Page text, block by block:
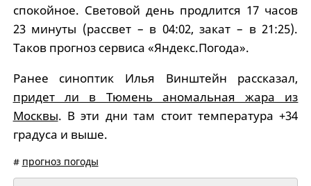
спокойное. Световой день продлится 17 часов
23 минуты (рассвет – в 04:02, закат – в 21:25).
Таков прогноз сервиса «Яндекс.Погода».
Ранее синоптик Илья Винштейн рассказал,
придет ли в Тюмень аномальная жара из
Москвы. В эти дни там стоит температура +34
градуса и выше.
# прогноз погоды